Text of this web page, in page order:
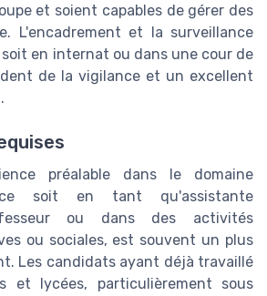
et soient capables de gérer des
L'encadrement et la surveillance
soit en internat ou dans une cour de
de la vigilance et un excellent
préalable dans le domaine
soit en tant qu'assistante
ou dans des activités
ou sociales, est souvent un plus
Les candidats ayant déjà travaillé
et lycées, particulièrement sous